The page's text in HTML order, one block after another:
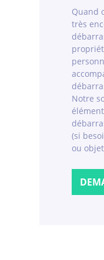
Quand
très
Notre
(si
ou